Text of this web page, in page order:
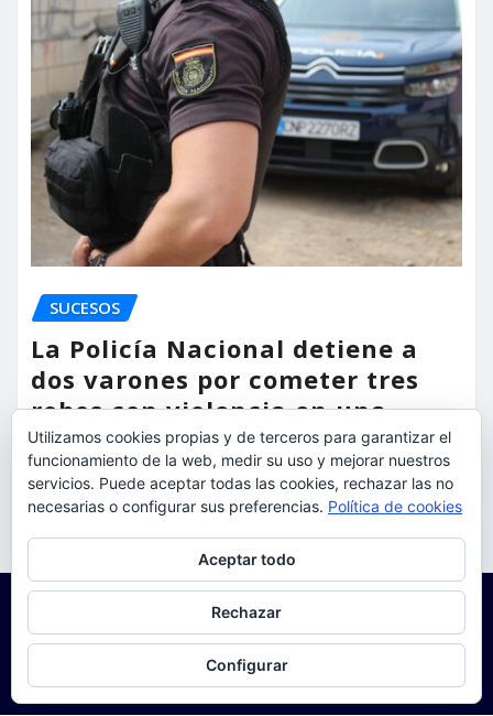
SUCESOS
La Policía Nacional detiene a
dos varones por cometer tres
robos con violencia en una
misma mañana
torrent al dia Ago 7, 2026
Utilizamos cookies propias y de terceros para garantizar el
funcionamiento de la web, medir su uso y mejorar nuestros
servicios. Puede aceptar todas las cookies, rechazar las no
necesarias o configurar sus preferencias. Política de cookies
Aceptar todo
Rechazar
Configurar
Para obtener más información, incluido cómo gestionar las cookies,